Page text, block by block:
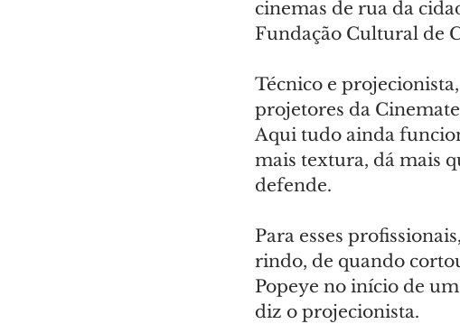
cinemas de rua da
Fundação Cultural de
Técnico e
projetores da
Aqui tudo ainda
mais textura, dá mais
defende.
Para esses
rindo, de quando
Popeye no início de
diz o projecionista.